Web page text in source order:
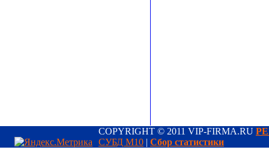
COPYRIGHT © 2011 VIP-FIRMA.RU
СУБД М10 | Сбор статистики